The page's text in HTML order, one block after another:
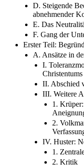
D. Steigende
abnehmender
E. Das
F. Gang der
Erster Teil:
A. Ansätze in
I.
Christentums
II. Abschied
III. Weitere
1.
2.
IV. Huster:
1.
2. Kritik